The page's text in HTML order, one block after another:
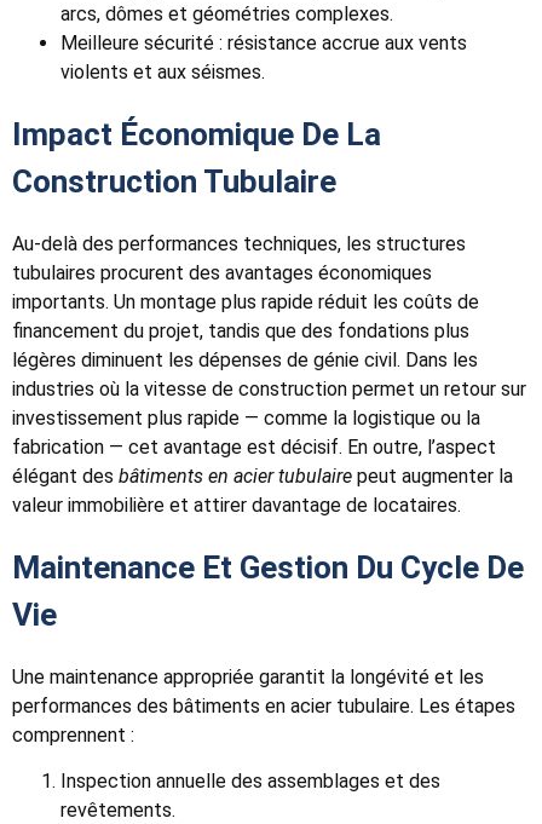
arcs, dômes et géométries complexes.
Meilleure sécurité : résistance accrue aux vents
violents et aux séismes.
Impact Économique De La
Construction Tubulaire
Au-delà des performances techniques, les structures
tubulaires procurent des avantages économiques
importants. Un montage plus rapide réduit les coûts de
financement du projet, tandis que des fondations plus
légères diminuent les dépenses de génie civil. Dans les
industries où la vitesse de construction permet un retour sur
investissement plus rapide — comme la logistique ou la
fabrication — cet avantage est décisif. En outre, l’aspect
élégant des bâtiments en acier tubulaire peut augmenter la
valeur immobilière et attirer davantage de locataires.
Maintenance Et Gestion Du Cycle De
Vie
Une maintenance appropriée garantit la longévité et les
performances des bâtiments en acier tubulaire. Les étapes
comprennent :
Inspection annuelle des assemblages et des
revêtements.